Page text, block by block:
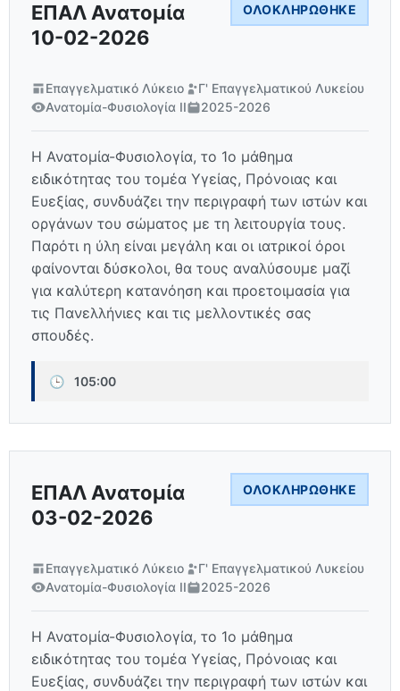
ΕΠΑΛ Ανατομία
10-02-2026
ΟΛΟΚΛΗΡΏΘΗΚΕ
Επαγγελματικό Λύκειο
Γ' Επαγγελματικού Λυκείου
Ανατομία-Φυσιολογία ΙΙ
2025-2026
Η Ανατομία-Φυσιολογία, το 1ο μάθημα
ειδικότητας του τομέα Υγείας, Πρόνοιας και
Ευεξίας, συνδυάζει την περιγραφή των ιστών και
οργάνων του σώματος με τη λειτουργία τους.
Παρότι η ύλη είναι μεγάλη και οι ιατρικοί όροι
φαίνονται δύσκολοι, θα τους αναλύσουμε μαζί
για καλύτερη κατανόηση και προετοιμασία για
τις Πανελλήνιες και τις μελλοντικές σας
σπουδές.
🕒 105:00
ΕΠΑΛ Ανατομία
03-02-2026
ΟΛΟΚΛΗΡΏΘΗΚΕ
Επαγγελματικό Λύκειο
Γ' Επαγγελματικού Λυκείου
Ανατομία-Φυσιολογία ΙΙ
2025-2026
Η Ανατομία-Φυσιολογία, το 1ο μάθημα
ειδικότητας του τομέα Υγείας, Πρόνοιας και
Ευεξίας, συνδυάζει την περιγραφή των ιστών και